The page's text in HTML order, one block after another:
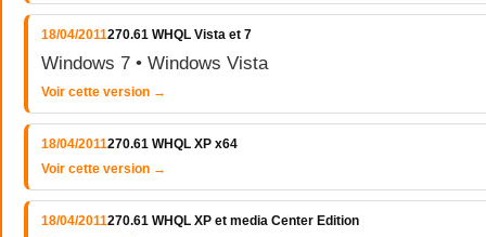
18/04/2011270.61 WHQL Vista et 7
Windows 7 • Windows Vista
Voir cette version →
18/04/2011270.61 WHQL XP x64
Voir cette version →
18/04/2011270.61 WHQL XP et media Center Edition